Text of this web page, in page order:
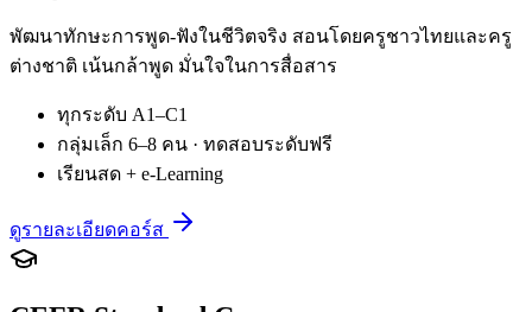
พัฒนาทักษะการพูด-ฟังในชีวิตจริง สอนโดยครูชาวไทยและครู
ต่างชาติ เน้นกล้าพูด มั่นใจในการสื่อสาร
ทุกระดับ A1–C1
กลุ่มเล็ก 6–8 คน · ทดสอบระดับฟรี
เรียนสด + e-Learning
ดูรายละเอียดคอร์ส